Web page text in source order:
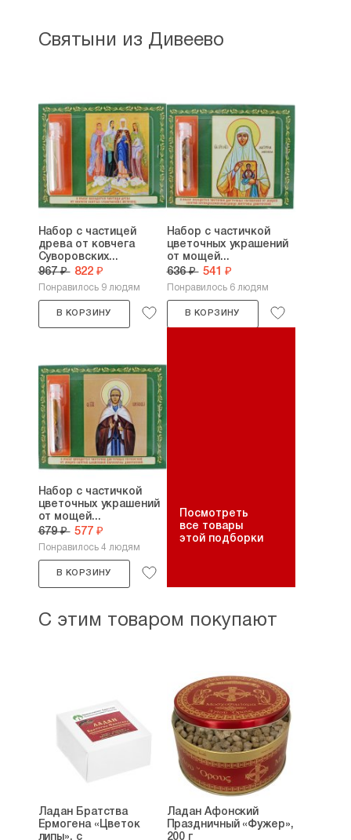
Святыни из Дивеево
Набор с частицей
древа от ковчега
Суворовских...
967 ₽ 822 ₽
Понравилось 9 людям
В КОРЗИНУ
Набор с частичкой
цветочных украшений
от мощей...
636 ₽ 541 ₽
Понравилось 6 людям
В КОРЗИНУ
Набор с частичкой
цветочных украшений
от мощей...
679 ₽ 577 ₽
Понравилось 4 людям
В КОРЗИНУ
Посмотреть
все товары
этой подборки
С этим товаром покупают
Ладан Братства
Ермогена «Цветок
липы», с
Ладан Афонский
Праздничный «Фужер»,
200 г